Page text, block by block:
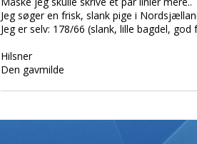
Jeg søger en frisk, slank pige i
Jeg er selv: 178/66 (slank, lille bagdel,
Hilsner
Den gavmilde